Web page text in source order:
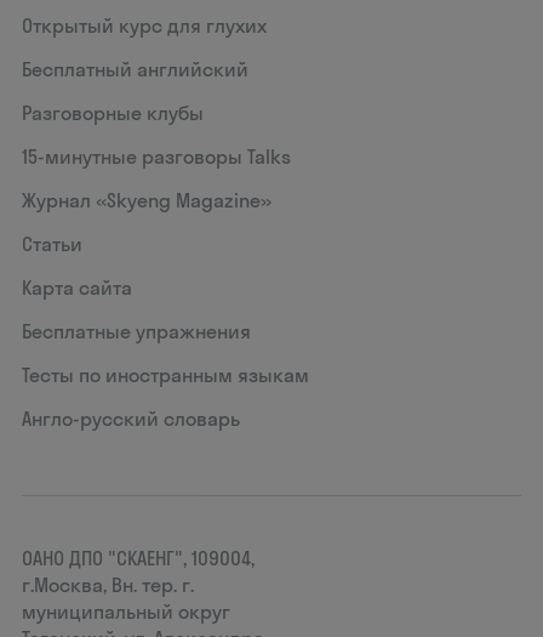
Открытый курс для глухих
Бесплатный английский
Разговорные клубы
15‑минутные разговоры Talks
Журнал «Skyeng Magazine»
Статьи
Карта сайта
Бесплатные упражнения
Тесты по иностранным языкам
Англо-русский словарь
ОАНО ДПО "СКАЕНГ", 109004,
г.Москва, Вн. тер. г.
муниципальный округ